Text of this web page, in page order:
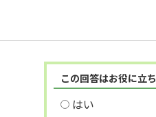
この回答はお役に立
はい